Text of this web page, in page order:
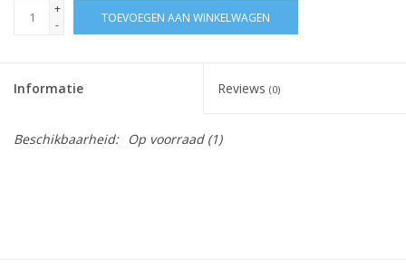
+
-
TOEVOEGEN AAN WINKELWAGEN
Informatie Reviews (0)
Beschikbaarheid: Op voorraad(1)